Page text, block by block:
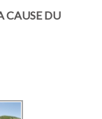
CAUSE DU